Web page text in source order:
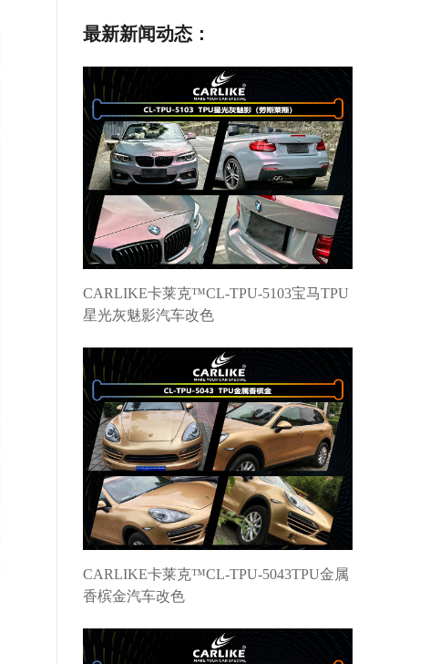
最新新闻动态：
CARLIKE卡莱克™CL-TPU-5103宝马TPU
星光灰魅影汽车改色
CARLIKE卡莱克™CL-TPU-5043TPU金属
香槟金汽车改色